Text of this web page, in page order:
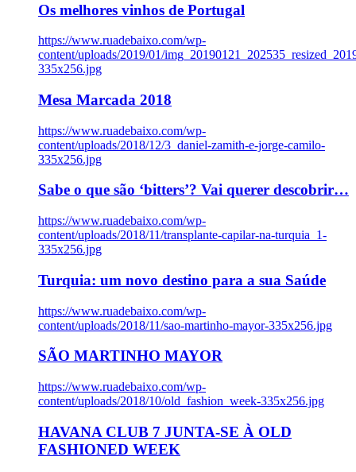
Os melhores vinhos de Portugal
https://www.ruadebaixo.com/wp-
content/uploads/2019/01/
335x256.jpg
Mesa Marcada 2018
https://www.ruadebaixo.com/wp-
content/uploads/2018/12/3_daniel-zamith-e-jorge-camilo-
335x256.jpg
Sabe o que são ‘bitters’? Vai querer descobrir…
https://www.ruadebaixo.com/wp-
content/uploads/2018/11/transplante-capilar-na-turquia_1-
335x256.jpg
Turquia: um novo destino para a sua Saúde
https://www.ruadebaixo.com/wp-
content/uploads/2018/11/sao-martinho-mayor-335x256.jpg
SÃO MARTINHO MAYOR
https://www.ruadebaixo.com/wp-
content/uploads/2018/10/old_fashion_week-335x256.jpg
HAVANA CLUB 7 JUNTA-SE À OLD
FASHIONED WEEK